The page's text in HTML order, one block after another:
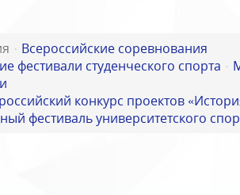
Всероссийские соревнования
фестивали студенческого спорта
конкурс проектов
фестиваль университетского